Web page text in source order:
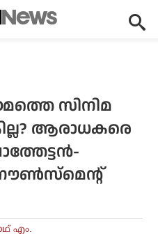
സിനിമ
ആരാധകരെ
എം.